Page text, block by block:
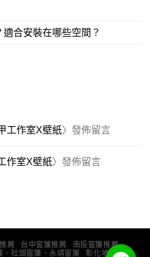
適合安裝在哪些空間？
工作室X壁紙〉發佈留言
作室X壁紙〉發佈留言
薦 台中窗簾推薦
南投窗簾推薦
、社頭窗簾、永靖窗簾
彰化地板推薦